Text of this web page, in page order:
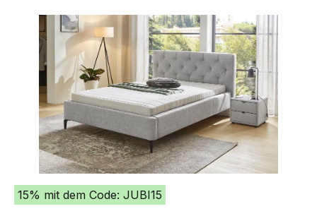
Bildergalerie überspringen
15% mit dem Code: JUBI15